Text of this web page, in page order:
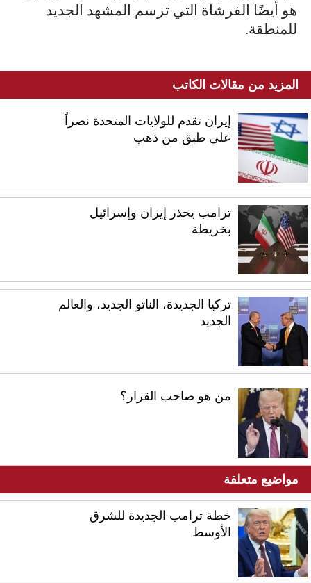
هو أيضًا الفرشاة التي ترسم المشهد الجديد
للمنطقة.
المزيد من مقالات الكاتب
إيران تقدم للولايات المتحدة نصراً
على طبق من ذهب
ترامب يحذر إيران وإسرائيل
بخريطة
تركيا الجديدة، الناتو الجديد، والعالم
الجديد
من هو صاحب القرار؟
مواضيع متعلقة
خطة ترامب الجديدة للشرق
الأوسط